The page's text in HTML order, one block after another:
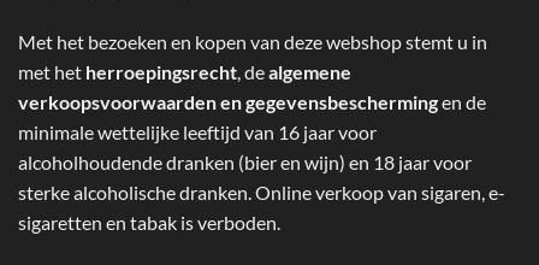
Met het bezoeken en kopen van deze webshop stemt u in
met het herroepingsrecht, dealgemene
verkoopsvoorwaarden en gegevensbeschermingen de
minimale wettelijke leeftijd van 16 jaar voor
alcoholhoudende dranken (bier en wijn) en 18 jaar voor
sterke alcoholische dranken. Online verkoop van sigaren, e-
sigaretten en tabak is verboden.